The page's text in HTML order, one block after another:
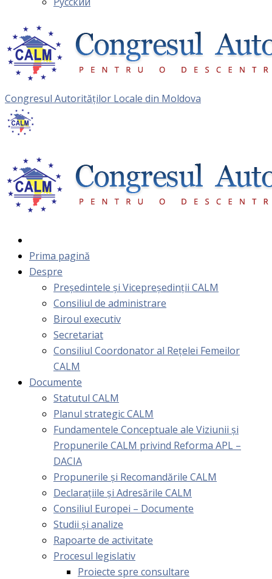
Congresul Autorităţilor Locale din Moldova
Prima pagină
Despre
Președintele și Vicepreședinții CALM
Consiliul de administrare
Biroul executiv
Secretariat
Consiliul Coordonator al Rețelei Femeilor
CALM
Documente
Statutul CALM
Planul strategic CALM
Fundamentele Conceptuale ale Viziunii și
Propunerile CALM privind Reforma APL –
DACIA
Propunerile și Recomandările CALM
Declarațiile și Adresările CALM
Consiliul Europei – Documente
Studii și analize
Rapoarte de activitate
Procesul legislativ
Proiecte spre consultare